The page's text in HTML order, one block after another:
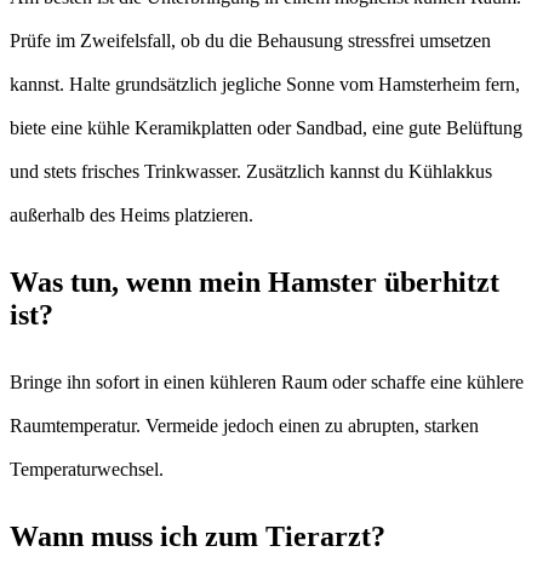
Prüfe im Zweifelsfall, ob du die Behausung stressfrei umsetzen
kannst. Halte grundsätzlich jegliche Sonne vom Hamsterheim fern,
biete eine kühle Keramikplatten oder Sandbad, eine gute Belüftung
und stets frisches Trinkwasser. Zusätzlich kannst du Kühlakkus
außerhalb des Heims platzieren.
Was tun, wenn mein Hamster überhitzt
ist?
Bringe ihn sofort in einen kühleren Raum oder schaffe eine kühlere
Raumtemperatur. Vermeide jedoch einen zu abrupten, starken
Temperaturwechsel.
Wann muss ich zum Tierarzt?